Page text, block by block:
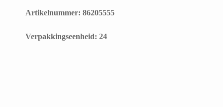
Artikelnummer: 86205555
​Verpakkingseenheid: 24